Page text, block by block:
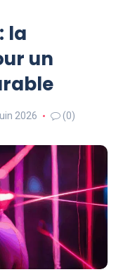
la
un
2026 (0)